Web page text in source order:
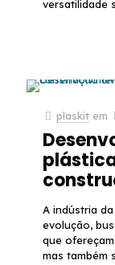
versatilidade
plaskit em
A indústria
evolução,
que
mas também